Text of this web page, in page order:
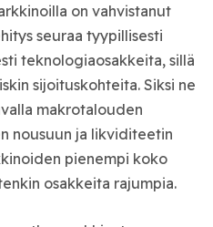
on vahvistanut
seuraa tyypillisesti
teknologiaosakkeita, sillä
sijoituskohteita. Siksi ne
makrotalouden
nousuun ja likviditeetin
pienempi koko
osakkeita rajumpia.